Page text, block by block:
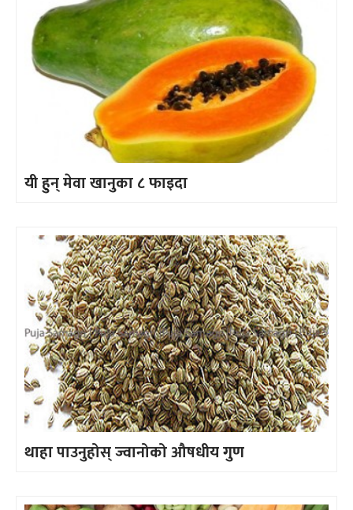
यी हुन् मेवा खानुका ८ फाइदा
थाहा पाउनुहोस् ज्वानोको औषधीय गुण